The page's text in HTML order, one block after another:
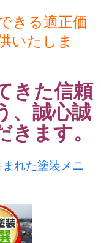
きる適正価
いたしま
きた信頼
、誠心誠
ます。
れた塗装メニ